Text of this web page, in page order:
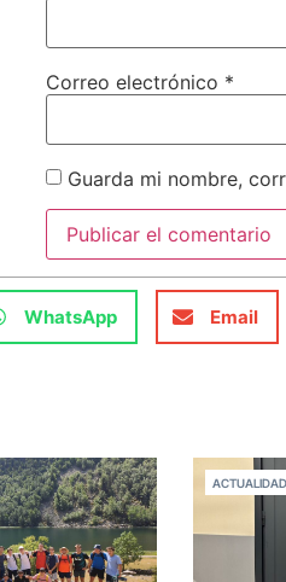
Correo electrónico *
Guarda mi nombre,
WhatsApp Email
ACTUALIDAD